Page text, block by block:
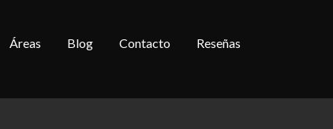
Áreas Blog Contacto Reseñas